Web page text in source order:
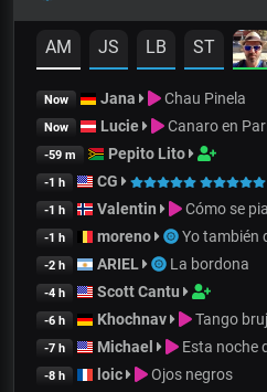
AM JS LB ST
Now Jana Chau Pinela
Now Lucie Canaro en
-59 m Pepito Lito
-1 h CG
-1 h Valentin Cómo se
-1 h moreno Yo también
-2 h ARIEL La bordona
-4 h Scott Cantu
-6 h Khochnav Tango
-7 h Michael Esta noche
-8 h loic Ojos negros